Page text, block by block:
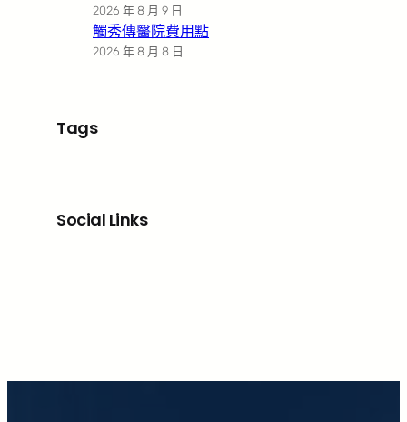
2026 年 8 月 9 日
觸秀傳醫院費用點
2026 年 8 月 8 日
Tags
Social Links